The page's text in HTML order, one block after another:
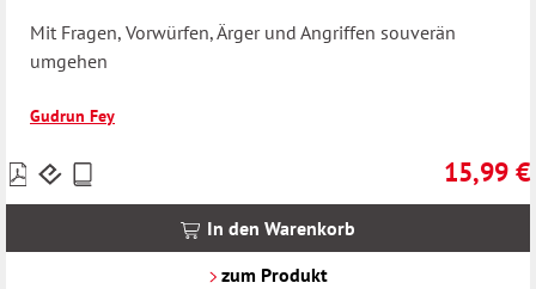
Mit Fragen, Vorwürfen, Ärger und Angriffen souverän
umgehen
Gudrun Fey
15,99 €
Preise
inkl.
In den Warenkorb
zum Produkt